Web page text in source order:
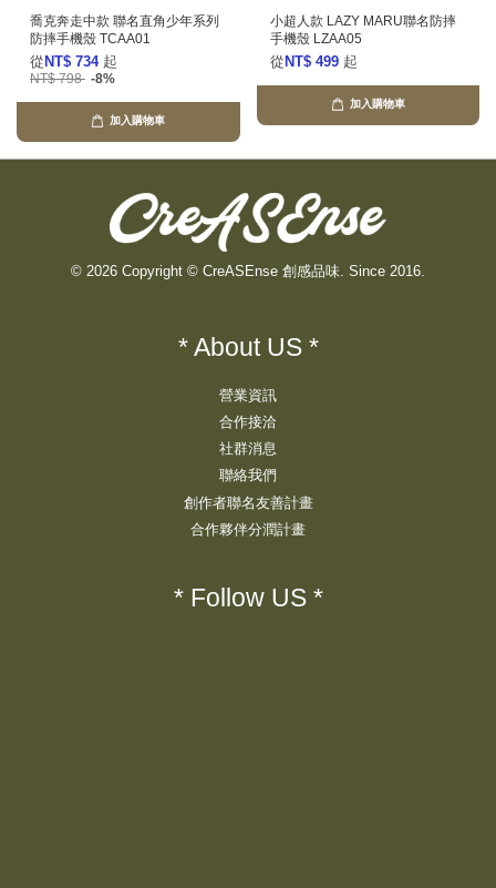
喬克奔走中款 聯名直角少年系列
防摔手機殼 TCAA01
從 NT$ 734 起
NT$ 798 -8%
加入購物車
小超人款 LAZY MARU聯名防摔
手機殼 LZAA05
從 NT$ 499 起
加入購物車
© 2026 Copyright © CreASEnse 創感品味. Since 2016.
* About US *
營業資訊
合作接洽
社群消息
聯絡我們
創作者聯名友善計畫
合作夥伴分潤計畫
* Follow US *